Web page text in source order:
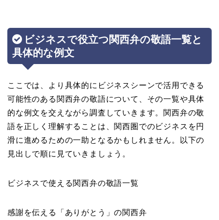
ビジネスで役立つ関西弁の敬語一覧と
具体的な例文
ここでは、より具体的にビジネスシーンで活用できる
可能性のある関西弁の敬語について、その一覧や具体
的な例文を交えながら調査していきます。関西弁の敬
語を正しく理解することは、関西圏でのビジネスを円
滑に進めるための一助となるかもしれません。以下の
見出しで順に見ていきましょう。
ビジネスで使える関西弁の敬語一覧
感謝を伝える「ありがとう」の関西弁